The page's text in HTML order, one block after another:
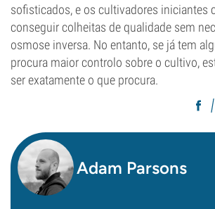
sofisticados, e os cultivadores iniciantes
conseguir colheitas de qualidade sem
osmose inversa. No entanto, se já tem
procura maior controlo sobre o cultivo,
ser exatamente o que procura.
Adam Parsons